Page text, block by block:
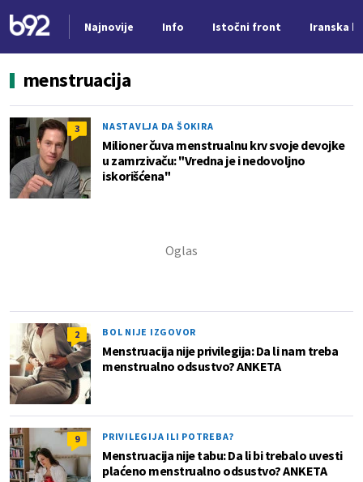
Najnovije Info Istočni front Iranska
menstruacija
3 NASTAVLJA DA ŠOKIRA
Milioner čuva menstrualnu krv svoje devojke
u zamrzivaču: "Vredna je i nedovoljno
iskorišćena"
2 BOL NIJE IZGOVOR
Menstruacija nije privilegija: Da li nam treba
menstrualno odsustvo? ANKETA
9 PRIVILEGIJA ILI POTREBA?
Menstruacija nije tabu: Da li bi trebalo uvesti
plaćeno menstrualno odsustvo? ANKETA